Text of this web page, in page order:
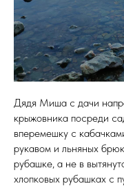
Дядя Миша с дачи
крыжовника посреди
вперемешку с
рукавом и льняных
рубашке, а не в
хлопковых рубашках с